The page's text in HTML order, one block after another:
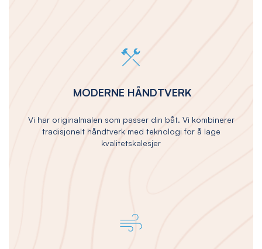
MODERNE HÅNDTVERK
Vi har originalmalen som passer din båt. Vi kombinerer
tradisjonelt håndtverk med teknologi for å lage
kvalitetskalesjer